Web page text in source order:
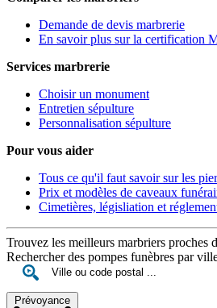
Demande de devis marbrerie
En savoir plus sur la certification
Services marbrerie
Choisir un monument
Entretien sépulture
Personnalisation sépulture
Pour vous aider
Tous ce qu'il faut savoir sur les
Prix et modèles de caveaux
Cimetières, législiation et
Trouvez les meilleurs marbriers proches
Rechercher des pompes funèbres par
Prévoyance